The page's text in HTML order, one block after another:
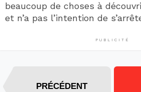
beaucoup de choses à
et n’a pas l’intention de
PUBLICITÉ
PRÉCÉDENT